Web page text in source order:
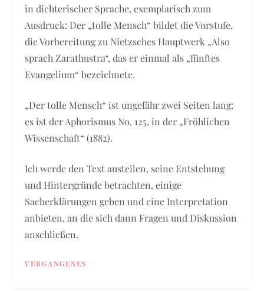
in dichterischer Sprache, exemplarisch zum
Ausdruck: Der „tolle Mensch“ bildet die Vorstufe,
die Vorbereitung zu Nietzsches Hauptwerk „Also
sprach Zarathustra“, das er einmal als „fünftes
Evangelium“ bezeichnete.
„Der tolle Mensch“ ist ungefähr zwei Seiten lang;
es ist der Aphorismus No. 125, in der „Fröhlichen
Wissenschaft“ (1882).
Ich werde den Text austeilen, seine Entstehung
und Hintergründe betrachten, einige
Sacherklärungen geben und eine Interpretation
anbieten, an die sich dann Fragen und Diskussion
anschließen.
VERGANGENES